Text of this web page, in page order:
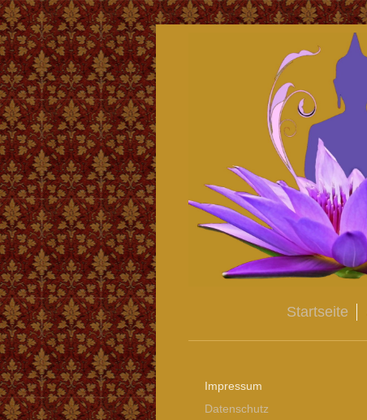
Startseite
Impressum
Datenschutz